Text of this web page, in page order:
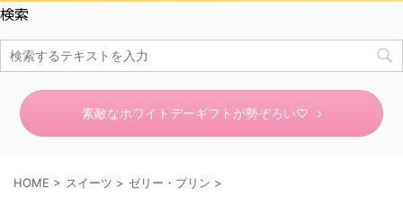
検索
素敵なホワイトデーギフトが勢ぞろい♡
HOME > スイーツ > ゼリー・プリン >